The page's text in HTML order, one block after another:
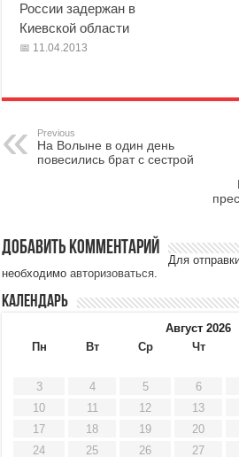
России задержан в
Киевской области
11.04.2013
Previous
На Волыне в один день
повесились брат с сестрой
Добавить комментарий
Для
необходимоавторизоваться.
Календарь
Август 2026
Пн
Вт Ср Чт
3
4 5 6
10
11 12 13
17
18 19 20
24
25 26 27